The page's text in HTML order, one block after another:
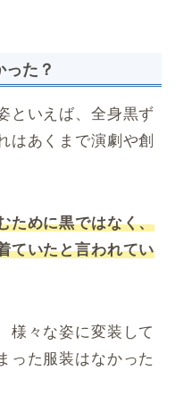
た？
といえば、全身黒ず
はあくまで演劇や創
ために黒ではなく、
ていたと言われてい
様々な姿に変装して
った服装はなかった